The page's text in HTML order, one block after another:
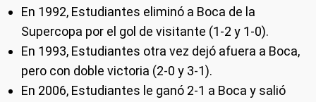
En 1992, Estudiantes eliminó a Boca de la
Supercopa por el gol de visitante (1-2 y 1-0).
En 1993, Estudiantes otra vez dejó afuera a Boca,
pero con doble victoria (2-0 y 3-1).
En 2006, Estudiantes le ganó 2-1 a Boca y salió